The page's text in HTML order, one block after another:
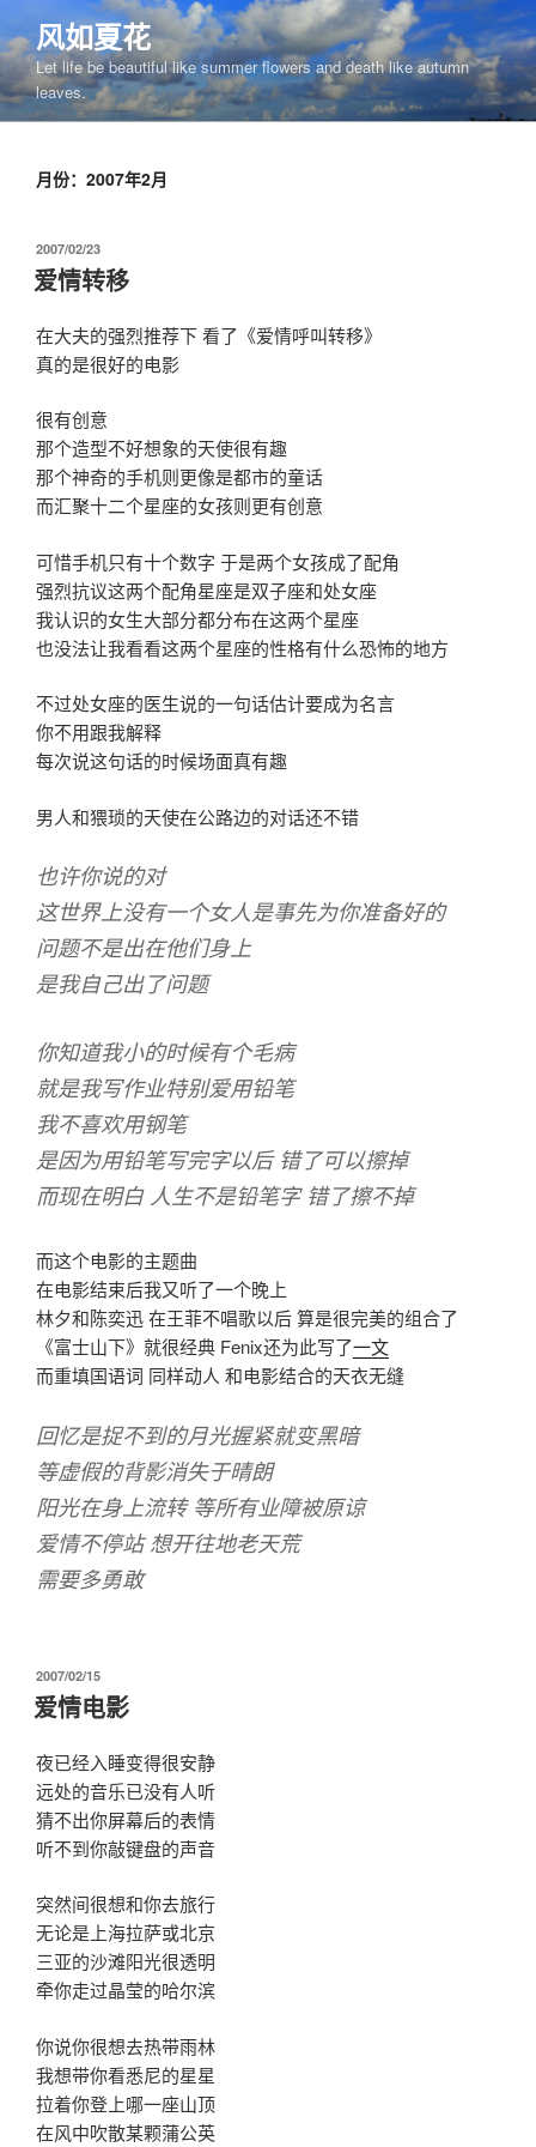
至
内
容
风如夏花
Let life be beautiful like summer flowers and death like autumn
leaves.
月份：2007年2月
发
布
于
2007/02/23
爱情转移
在大夫的强烈推荐下 看了《爱情呼叫转移》
真的是很好的电影
很有创意
那个造型不好想象的天使很有趣
那个神奇的手机则更像是都市的童话
而汇聚十二个星座的女孩则更有创意
可惜手机只有十个数字 于是两个女孩成了配角
强烈抗议这两个配角星座是双子座和处女座
我认识的女生大部分都分布在这两个星座
也没法让我看看这两个星座的性格有什么恐怖的地方
不过处女座的医生说的一句话估计要成为名言
你不用跟我解释
每次说这句话的时候场面真有趣
男人和猥琐的天使在公路边的对话还不错
也许你说的对
这世界上没有一个女人是事先为你准备好的
问题不是出在他们身上
是我自己出了问题
你知道我小的时候有个毛病
就是我写作业特别爱用铅笔
我不喜欢用钢笔
是因为用铅笔写完字以后 错了可以擦掉
而现在明白 人生不是铅笔字 错了擦不掉
而这个电影的主题曲
在电影结束后我又听了一个晚上
林夕和陈奕迅 在王菲不唱歌以后 算是很完美的组合了
《富士山下》就很经典 Fenix还为此写了一文
而重填国语词 同样动人 和电影结合的天衣无缝
回忆是捉不到的月光握紧就变黑暗
等虚假的背影消失于晴朗
阳光在身上流转 等所有业障被原谅
爱情不停站 想开往地老天荒
需要多勇敢
发
布
于
2007/02/15
爱情电影
夜已经入睡变得很安静
远处的音乐已没有人听
猜不出你屏幕后的表情
听不到你敲键盘的声音
突然间很想和你去旅行
无论是上海拉萨或北京
三亚的沙滩阳光很透明
牵你走过晶莹的哈尔滨
你说你很想去热带雨林
我想带你看悉尼的星星
拉着你登上哪一座山顶
在风中吹散某颗蒲公英